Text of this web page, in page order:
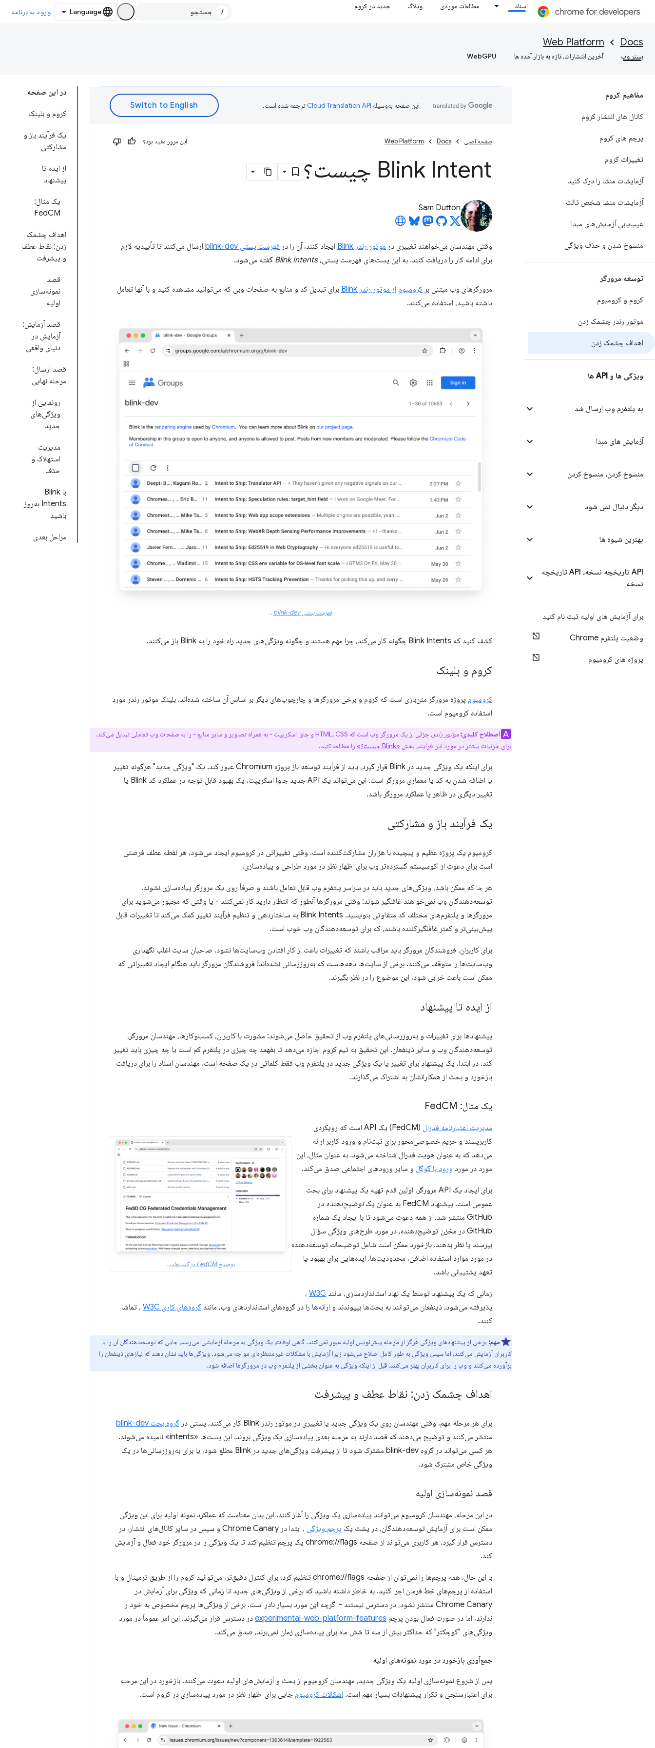
اسناد مطالعات موردی وبلاگ جدید در کروم
/ ورود به برنامه
Docs
Web Platform
بستر وب آخرین انتشارات، تازه به بازار آمده ها WebGPU
مفاهیم کروم
کانال های انتشار کروم
پرچم های کروم
تغییرات کروم
آزمایشات منشا را درک کنید
آزمایشات منشا شخص ثالث
عیب‌یابی آزمایش‌های مبدا
منسوخ شدن و حذف ویژگی
توسعه مرورگر
کروم و کرومیوم
موتور رندر چشمک زدن
اهداف چشمک زدن
ویژگی ها و API ها
به پلتفرم وب ارسال شد
آزمایش های مبدا
منسوخ کردن، منسوخ کردن
دیگر دنبال نمی شود
بهترین شیوه ها
API تاریخچه نسخه، API تاریخچه
نسخه
برای آزمایش های اولیه ثبت نام کنید
وضعیت پلتفرم Chrome
پروژه های کرومیوم
در این صفحه
کروم و بلینک
یک فرآیند باز و
مشارکتی
از ایده تا
پیشنهاد
یک مثال:
FedCM
اهداف چشمک
زدن: نقاط عطف
و پیشرفت
قصد
نمونه‌سازی
اولیه
قصد آزمایش:
آزمایش در
دنیای واقعی
قصد ارسال:
مرحله نهایی
رونمایی از
ویژگی‌های
جدید
مدیریت
استهلاک و
حذف
با Blink
Intents به‌روز
باشید
مراحل بعدی
این صفحه به‌وسیله ترجمه شده است.
صفحه اصلی Docs
Web Platform این مرور مفید بود؟
Blink Intent چیست؟
Sam Dutton
وقتی مهندسان می‌خواهند تغییری در موتور رندر Blink ایجاد کنند، آن را در فهرست پستی blink-dev
ارسال می‌کنند تا تأییدیه لازم
برای ادامه کار را دریافت کنند. به این پست‌های فهرست پستی،Blink Intents گفته می‌شود.
مرورگرهای وب مبتنی بر کرومیوم از موتور رندر Blink
برای تبدیل کد و منابع به صفحات وبی که می‌توانید مشاهده کنید و با آنها تعامل
داشته باشید، استفاده می‌کنند.
فهرست پستی blink-dev .
کشف کنید که Blink Intents چگونه کار می‌کند، چرا مهم هستند و چگونه ویژگی‌های جدید راه خود را به Blink باز می‌کنند.
کروم و بلینک
کرومیوم پروژه مرورگر متن‌بازی است که کروم و برخی مرورگرها و چارچوب‌های دیگر بر اساس آن ساخته شده‌اند. بلینک موتور رندر مورد
استفاده کرومیوم است.
اصطلاح کلیدی: موتور رندر،
جزئی از یک مرورگر وب است که HTML، CSS و جاوا اسکریپت - به همراه تصاویر و سایر منابع - را به صفحات وب تعاملی تبدیل می‌کند.
برای جزئیات بیشتر در مورد این فرآیند، بخش «Blink چیست؟» را مطالعه کنید.
برای اینکه یک ویژگی جدید در Blink قرار گیرد، باید از فرآیند توسعه باز پروژه Chromium عبور کند. یک "ویژگی جدید" هرگونه تغییر
یا اضافه شدن به کد یا معماری مرورگر است. این می‌تواند یک API جدید جاوا اسکریپت، یک بهبود قابل توجه در عملکرد کد Blink یا
تغییر دیگری در ظاهر یا عملکرد مرورگر باشد.
یک فرآیند باز و مشارکتی
کرومیوم یک پروژه عظیم و پیچیده با هزاران مشارکت‌کننده است. وقتی تغییراتی در کرومیوم ایجاد می‌شود، هر نقطه عطف فرصتی
است برای دعوت از اکوسیستم گسترده‌تر وب برای اظهار نظر در مورد طراحی و پیاده‌سازی.
هر جا که ممکن باشد، ویژگی‌های جدید باید در سراسر پلتفرم وب قابل تعامل باشند و صرفاً روی یک مرورگر پیاده‌سازی نشوند.
توسعه‌دهندگان وب نمی‌خواهند غافلگیر شوند: وقتی مرورگرها آنطور که انتظار دارید کار نمی‌کنند - یا وقتی که مجبور می‌شوید برای
مرورگرها و پلتفرم‌های مختلف کد متفاوتی بنویسید. Blink Intents به ساختاردهی و تنظیم فرآیند تغییر کمک می‌کند تا تغییرات قابل
پیش‌بینی‌تر و کمتر غافلگیرکننده باشند، که برای توسعه‌دهندگان وب خوب است.
برای کاربران، فروشندگان مرورگر باید مراقب باشند که تغییرات باعث از کار افتادن وب‌سایت‌ها نشود. صاحبان سایت اغلب نگهداری
وب‌سایت‌ها را متوقف می‌کنند. برخی از سایت‌ها دهه‌هاست که به‌روزرسانی نشده‌اند! فروشندگان مرورگر باید هنگام ایجاد تغییراتی که
ممکن است باعث خرابی شود، این موضوع را در نظر بگیرند.
از ایده تا پیشنهاد
پیشنهادها برای تغییرات و به‌روزرسانی‌های پلتفرم وب از تحقیق حاصل می‌شوند: مشورت با کاربران، کسب‌وکارها، مهندسان مرورگر،
توسعه‌دهندگان وب و سایر ذینفعان. این تحقیق به تیم کروم اجازه می‌دهد تا بفهمد چه چیزی در پلتفرم کم است یا چه چیزی باید تغییر
کند. در ابتدا، یک پیشنهاد برای تغییر یا یک ویژگی جدید در پلتفرم وب فقط کلماتی در یک صفحه است. مهندسان اسناد را برای دریافت
بازخورد و بحث از همکارانشان به اشتراک می‌گذارند.
یک مثال: Fed CM
توضیح FedCM در گیت‌هاب .
مدیریت اعتبارنامه فدرال
(FedCM) یک API است که رویکردی
کاربرپسند و حریم خصوصی‌محور برای ثبت‌نام و ورود کاربر ارائه
می‌دهد که به عنوان هویت فدرال شناخته می‌شود. به عنوان مثال، این
مورد در مورد ورود با گوگل و سایر ورودهای اجتماعی صدق می‌کند.
برای ایجاد یک API مرورگر، اولین قدم تهیه یک پیشنهاد برای بحث
عمومی است. پیشنهاد FedCM به عنوان یک
توضیح‌دهنده در
GitHub منتشر شد. از همه دعوت می‌شود تا با ایجاد یک شماره
GitHub در مخزن توضیح‌دهنده، در مورد طرح‌های ویژگی سؤال
بپرسند یا نظر بدهند. بازخورد ممکن است شامل توضیحات توسعه‌دهنده
در مورد موارد استفاده اضافی، محدودیت‌ها، ایده‌هایی برای بهبود یا
تعهد پشتیبانی باشد.
زمانی که یک پیشنهاد توسط یک نهاد استانداردسازی، مانند W3C ،
پذیرفته می‌شود، ذینفعان می‌توانند به بحث‌ها بپیوندند و ارائه‌ها را در گروه‌های استانداردهای وب، مانند گروه‌های کاری W3C
، تماشا
کنند.
مهم: برخی از پیشنهادهای ویژگی هرگز از مرحله پیش‌نویس اولیه عبور نمی‌کنند. گاهی اوقات، یک ویژگی به مرحله آزمایشی می‌رسد، جایی که توسعه‌دهندگان آن را با
کاربران آزمایش می‌کنند، اما سپس ویژگی به طور کامل اصلاح می‌شود زیرا آزمایش با مشکلات غیرمنتظره‌ای مواجه می‌شود. ویژگی‌ها باید نشان دهند که نیازهای ذینفعان را
برآورده می‌کنند و وب را برای کاربران بهتر می‌کنند، قبل از اینکه ویژگی به عنوان بخشی از پلتفرم وب در مرورگرها اضافه شود.
اهداف چشمک زدن: نقاط عطف و پیشرفت
برای هر مرحله مهم، وقتی مهندسان روی یک ویژگی جدید یا تغییری در موتور رندر Blink کار می‌کنند، پستی در
گروه بحث blink-dev
منتشر می‌کنند و توضیح می‌دهند که قصد دارند به مرحله بعدی پیاده‌سازی یک ویژگی بروند. این پست‌ها «intents» نامیده می‌شوند.
هر کسی می‌تواند در گروه blink-dev مشترک شود تا از پیشرفت ویژگی‌های جدید در Blink مطلع شود، یا برای به‌روزرسانی‌ها در یک
ویژگی خاص مشترک شود.
قصد نمونه‌سازی اولیه
در این مرحله، مهندسان کرومیوم می‌توانند پیاده‌سازی یک ویژگی را آغاز کنند. این بدان معناست که عملکرد نمونه اولیه برای این ویژگی
ممکن است برای آزمایش توسعه‌دهندگان، در پشت یک پرچم ویژگی
، ابتدا در Chrome Canary و سپس در سایر کانال‌های انتشار، در
دسترس قرار گیرد. هر کاربری می‌تواند از صفحه chrome://flags یک پرچم تنظیم کند تا یک ویژگی را در مرورگر خود فعال و آزمایش
کند.
با این حال، همه پرچم‌ها را نمی‌توان از صفحه chrome://flags تنظیم کرد. برای کنترل دقیق‌تر، می‌توانید کروم را از طریق ترمینال و با
استفاده از پرچم‌های خط فرمان اجرا کنید. به خاطر داشته باشید که برخی از ویژگی‌های جدید تا زمانی که ویژگی برای آزمایش در
Chrome Canary منتشر نشود، در دسترس نیستند - اگرچه این مورد بسیار نادر است. برخی از ویژگی‌ها پرچم مخصوص به خود را
ندارند، اما در صورت فعال بودن پرچم experimental-web-platform-features در دسترس قرار می‌گیرند. این امر عموماً در مورد
ویژگی‌های "کوچکتر" که حداکثر بیش از سه تا شش ماه برای پیاده‌سازی زمان نمی‌برند، صدق می‌کند.
جمع‌آوری بازخورد در مورد نمونه‌های اولیه
پس از شروع نمونه‌سازی اولیه یک ویژگی جدید، مهندسان کرومیوم از بحث و آزمایش‌های اولیه دعوت می‌کنند. بازخورد در این مرحله
برای اعتبارسنجی و تکرار پیشنهادات بسیار مهم است. اشکالات کرومیوم جایی برای اظهار نظر در مورد پیاده‌سازی در کروم است.